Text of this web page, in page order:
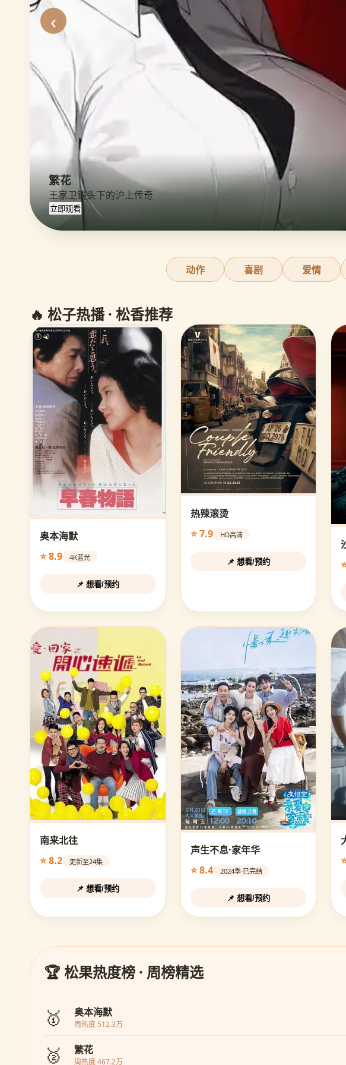
繁花
王家卫镜头下的沪上传奇
立即观看
‹
动作 喜剧 爱情
🔥 松子热播 · 松香推荐
奥本海默
⭐ 8.9
4K蓝光
📌 想看/预约
热辣滚烫
⭐ 7.9
HD高清
📌 想看/预约
南来北往
⭐ 8.2
更新至24集
📌 想看/预约
声生不息·家年华
⭐ 8.4
2024季·已完结
📌 想看/预约
🏆 松果热度榜 · 周榜精选
🥇 奥本海默
周热度 512.3万
🥈 繁花
周热度 467.2万